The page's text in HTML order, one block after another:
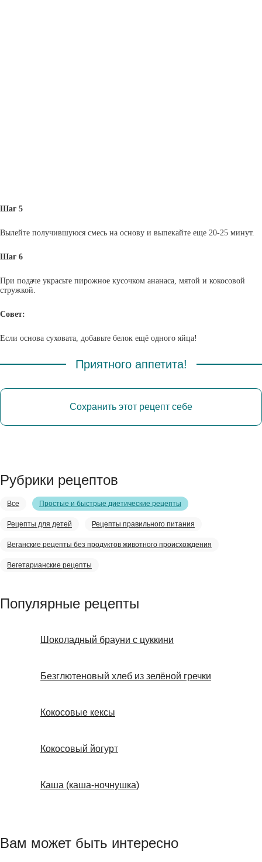
Шаг 5
Вылейте получившуюся смесь на основу и выпекайте еще 20-25 минут.
Шаг 6
При подаче украсьте пирожное кусочком ананаса, мятой и кокосовой
стружкой.
Совет:
Если основа суховата, добавьте белок ещё одного яйца!
Приятного аппетита!
Сохранить этот рецепт себе
Рубрики рецептов
Все Простые и быстрые диетические рецепты
Рецепты для детей Рецепты правильного питания
Веганские рецепты без продуктов животного происхождения
Вегетарианские рецепты
Популярные рецепты
Шоколадный брауни с цуккини
Безглютеновый хлеб из зелёной гречки
Кокосовые кексы
Кокосовый йогурт
Каша (каша-ночнушка)
Вам может быть интересно